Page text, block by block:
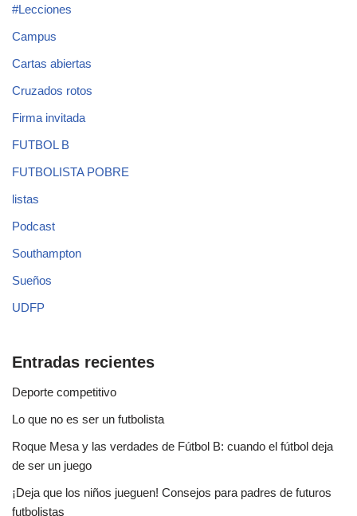
#Lecciones
Campus
Cartas abiertas
Cruzados rotos
Firma invitada
FUTBOL B
FUTBOLISTA POBRE
listas
Podcast
Southampton
Sueños
UDFP
Entradas recientes
Deporte competitivo
Lo que no es ser un futbolista
Roque Mesa y las verdades de Fútbol B: cuando el fútbol deja
de ser un juego
¡Deja que los niños jueguen! Consejos para padres de futuros
futbolistas